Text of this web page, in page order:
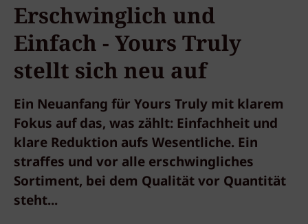
Erschwinglich und
Einfach - Yours Truly
stellt sich neu auf
Ein Neuanfang für Yours Truly mit klarem
Fokus auf das, was zählt: Einfachheit und
klare Reduktion aufs Wesentliche. Ein
straffes und vor alle erschwingliches
Sortiment, bei dem Qualität vor Quantität
steht...